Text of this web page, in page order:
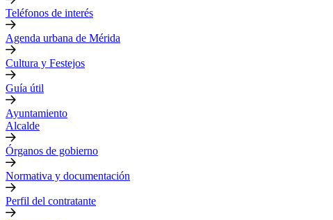
Teléfonos de interés
Agenda urbana de Mérida
Cultura y Festejos
Guía útil
Ayuntamiento
Alcalde
Órganos de gobierno
Normativa y documentación
Perfil del contratante